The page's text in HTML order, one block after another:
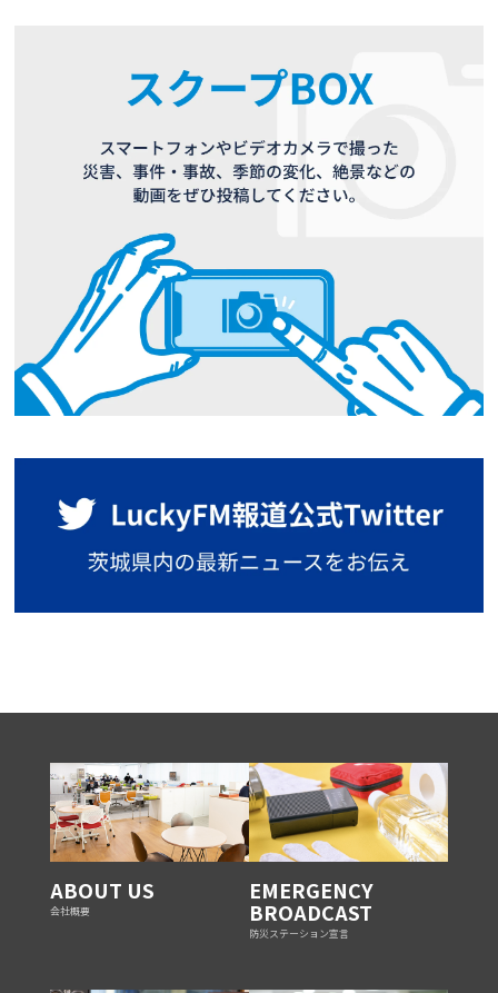
ABOUT US
会社概要
EMERGENCY
BROADCAST
防災ステーション宣言